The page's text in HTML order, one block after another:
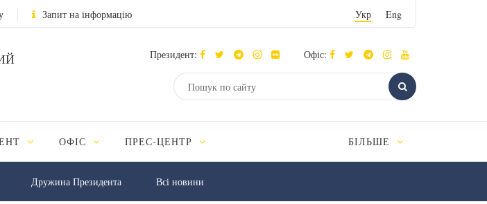
Запит на інформацію Укр Eng
Президент: Офіс:
ОФІС ПРЕС-ЦЕНТР БІЛЬШЕ
Дружина Президента Всі новини